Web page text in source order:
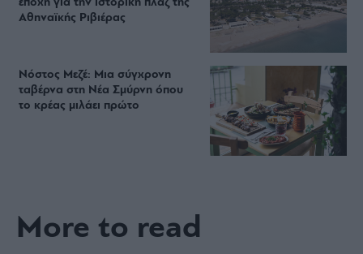
εποχή για την ιστορική πλαζ της
Αθηναϊκής Ριβιέρας
Νόστος Μεζέ: Μια σύγχρονη
ταβέρνα στη Νέα Σμύρνη όπου
το κρέας μιλάει πρώτο
More to read